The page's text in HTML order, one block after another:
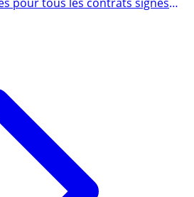
d’un contrat-type pour les
pour tous les contrats signés